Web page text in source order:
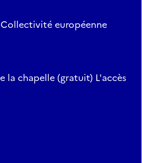
européenne
la chapelle (gratuit) L'accès